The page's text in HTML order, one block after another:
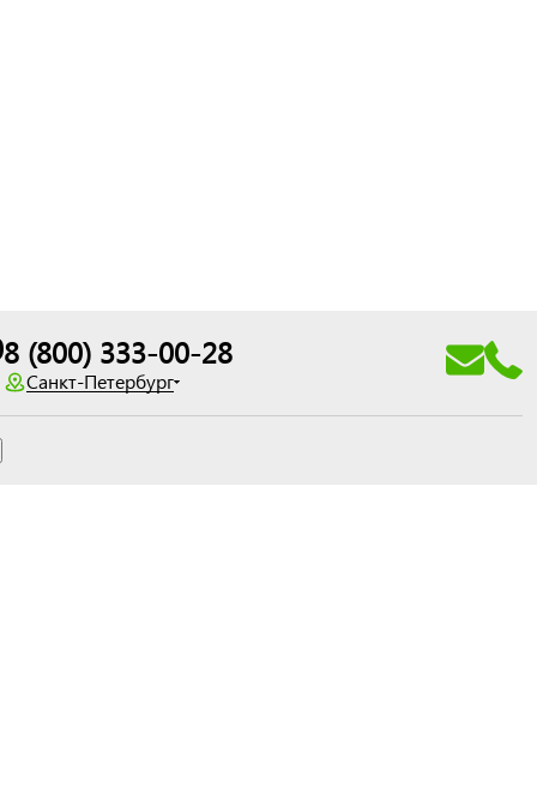
8 (800) 333-00-28
Санкт-Петербург